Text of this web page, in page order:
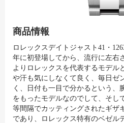
商品情報
ロレックスデイトジャスト41・
年に初登場してから、流行に左右
よりロレックスを代表するモデル
や汗も気にしなくて良く、毎日ゼ
く、日付も一目で分かるという、
をもったモデルなのでして、そし
等間隔でカッティングされたギザ
であり、ロレックス特有のベゼル